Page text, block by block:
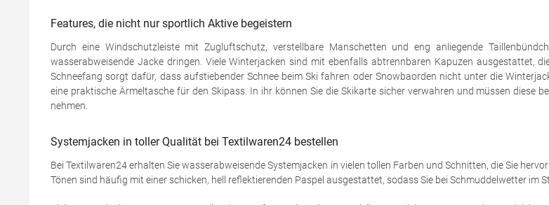
Features, die nicht nur sportlich Aktive begeistern
Durch eine Windschutzleiste mit Zugluftschutz, verstellbare Manschetten und eng anliegende
wasserabweisende Jacke dringen. Viele Winterjacken sind mit ebenfalls abtrennbaren Kapuzen ausgestattet,
Schneefang sorgt dafür, dass aufstiebender Schnee beim Ski fahren oder Snowbaorden nicht unter die
eine praktische Ärmeltasche für den Skipass. In ihr können Sie die Skikarte sicher verwahren und müssen diese
nehmen.
Systemjacken in toller Qualität bei Textilwaren24 bestellen
Bei Textilwaren24 erhalten Sie wasserabweisende Systemjacken in vielen tollen Farben und Schnitten, die Sie
Tönen sind häufig mit einer schicken, hell reflektierenden Paspel ausgestattet, sodass Sie bei Schmuddelwetter im